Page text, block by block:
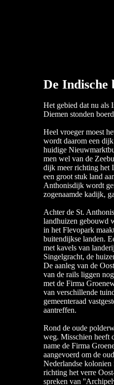
De
Het gebied dat nu als
Diemen stonden
Heel vroeger moest
wordt daarom een
huidige
men wel van de
dijk meer richting het
een groot stuk land
Anthonisdijk wordt
zogenaamde kadijk,
Achter de St.
landhuizen gebouwd
in het Flevopark
buitendijkse landen.
met kavels van
Singelgracht, de
De aanleg van de
van de rails liggen
met de Firma
van verschillende
gemeenteraad
aantreffen.
Rond de oude
weg. Misschien heeft
name de Firma
aangevoerd om de
Nederlandse
richting het verre
spreken van